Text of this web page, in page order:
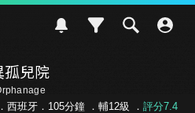
孤兒院
西班牙．105分鐘 ． 輔12級 ． 評分7.4